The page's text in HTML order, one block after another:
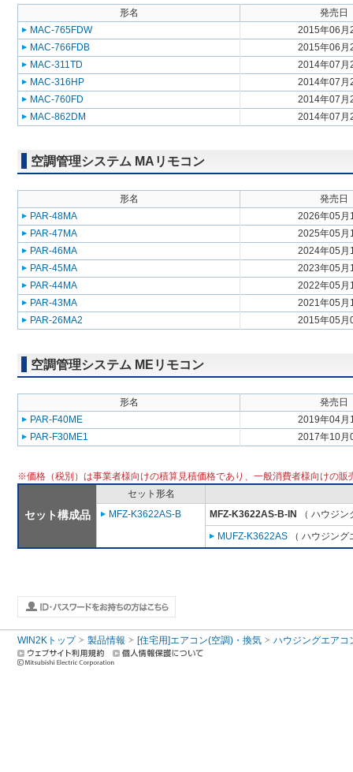
形名
発売日
MAC-765FDW
2015年06月
MAC-766FDB
2015年06月
MAC-311TD
2014年07月
MAC-316HP
2014年07月
MAC-760FD
2014年07月
MAC-862DM
2014年07月
空調管理システム MAリモコン
形名
発売日
PAR-48MA
2026年05月
PAR-47MA
2025年05月
PAR-46MA
2024年05月
PAR-45MA
2023年05月
PAR-44MA
2022年05月
PAR-43MA
2021年05月
PAR-26MA2
2015年05月
空調管理システム MEリモコン
形名
発売日
PAR-F40ME
2019年04月
PAR-F30ME1
2017年10月
※価格（税別）は事業者様向けの積算見積価格であり、一般消費者様向けの販
セット構成品
セット形名
MFZ-K3622AS-B
MFZ-K3622AS-B-IN
（ ハウジ
MUFZ-K3622AS （ ハウジン
WIN2Kトップ 製品情報 [住宅用]エアコン(空調)・換気 ハウジングエアコ